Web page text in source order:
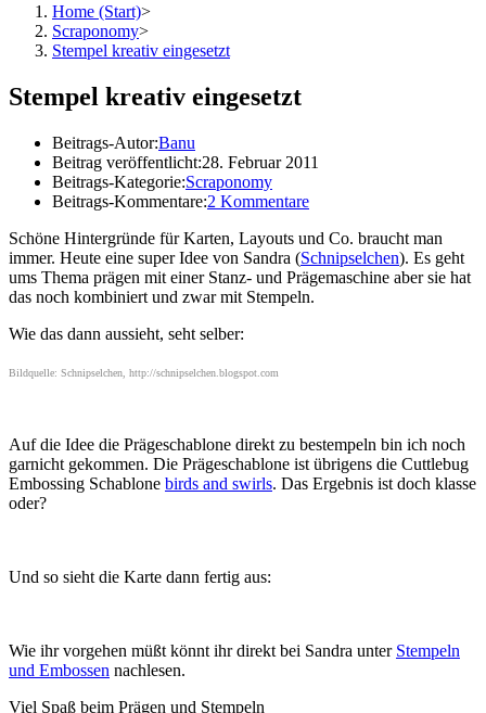
Home (Start)>
Scraponomy>
Stempel kreativ eingesetzt
Stempel kreativ eingesetzt
Beitrags-Autor:Banu
Beitrag veröffentlicht:28. Februar 2011
Beitrags-Kategorie:Scraponomy
Beitrags-Kommentare:2 Kommentare
Schöne Hintergründe für Karten, Layouts und Co. braucht man
immer. Heute eine super Idee von Sandra (Schnipselchen). Es geht
ums Thema prägen mit einer Stanz- und Prägemaschine aber sie hat
das noch kombiniert und zwar mit Stempeln.
Wie das dann aussieht, seht selber:
Bildquelle: Schnipselchen, http://schnipselchen.blogspot.com
Auf die Idee die Prägeschablone direkt zu bestempeln bin ich noch
garnicht gekommen. Die Prägeschablone ist übrigens die Cuttlebug
Embossing Schablone birds and swirls. Das Ergebnis ist doch klasse
oder?
Und so sieht die Karte dann fertig aus:
Wie ihr vorgehen müßt könnt ihr direkt bei Sandra unter Stempeln
und Embossen nachlesen.
Viel Spaß beim Prägen und Stempeln